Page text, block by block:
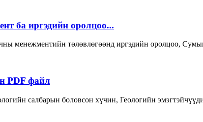
ба иргэдийн оролцоо...
менежментийн төлөвлөгөөнд иргэдийн оролцоо,
PDF файл
салбарын боловсон хүчин, Геологийн